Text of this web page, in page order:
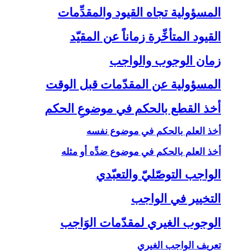
المسؤولية تجاه القيود والمقدِّمات‏
القيود المتأخِّرة زماناً عن المقيّد
زمان الوجوب والواجب‏
المسؤولية عن المقدّمات قبل الوقت‏
أخذ القطع بالحكم في موضوعِ الحكم‏
أخذ العلم بالحكم في موضوع نفسه
أخذ العلم بالحكم في موضوع ضدِّه أو مثله
الواجب التوصّليّ والتعبّدي‏
التخيير في الواجب‏
الوجوب الغيري لمقدّمات الوَاجب‏
تعريف الواجب الغيري